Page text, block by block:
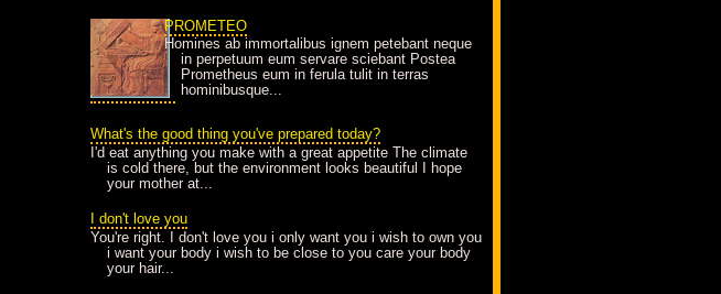
PROMETEO
Homines ab immortalibus ignem petebant neque
in perpetuum eum servare sciebant Postea
Prometheus eum in ferula tulit in terras
hominibusque...
What's the good thing you've prepared today?
I'd eat anything you make with a great appetite The climate
is cold there, but the environment looks beautiful I hope
your mother at...
I don't love you
You're right. I don't love you i only want you i wish to own you
i want your body i wish to be close to you care your body
your hair...